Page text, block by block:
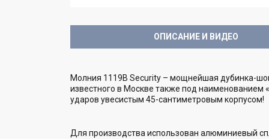
ОПИСАНИЕ И ВИДЕО
Молния 1119B Security – мощнейшая дубинка-
известного в Москве также под наименованием
ударов увесистым 45-сантиметровым корпусом!
Для производства использован алюминиевый